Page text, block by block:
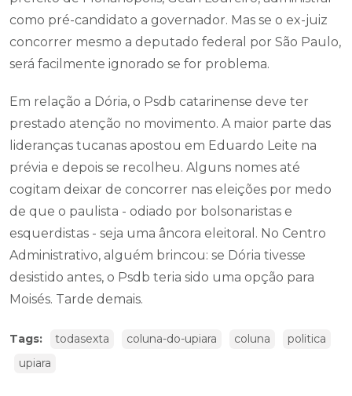
como pré-candidato a governador. Mas se o ex-juiz
concorrer mesmo a deputado federal por São Paulo,
será facilmente ignorado se for problema.
Em relação a Dória, o Psdb catarinense deve ter
prestado atenção no movimento. A maior parte das
lideranças tucanas apostou em Eduardo Leite na
prévia e depois se recolheu. Alguns nomes até
cogitam deixar de concorrer nas eleições por medo
de que o paulista - odiado por bolsonaristas e
esquerdistas - seja uma âncora eleitoral. No Centro
Administrativo, alguém brincou: se Dória tivesse
desistido antes, o Psdb teria sido uma opção para
Moisés. Tarde demais.
Tags: todasexta coluna-do-upiara coluna
politica
upiara